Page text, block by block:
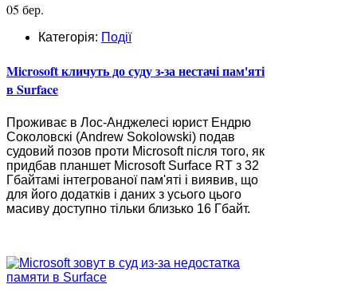
05 бер.
Категорія: Події
Microsoft кличуть до суду з-за нестачі пам'яті
в Surface
Проживає в Лос-Анджелесі юрист Ендрю
Соколовскі (Andrew Sokolowski) подав
судовий позов проти Microsoft після того, як
придбав планшет Microsoft Surface RT з 32
Гбайтамі інтегрованої пам'яті і виявив, що
для його додатків і даних з усього цього
масиву доступно тільки близько 16 Гбайт.